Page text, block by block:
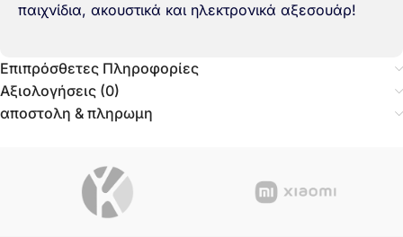
παιχνίδια, ακουστικά και ηλεκτρονικά αξεσουάρ!
Επιπρόσθετες Πληροφορίες
Αξιολογήσεις (0)
αποστολη & πληρωμη